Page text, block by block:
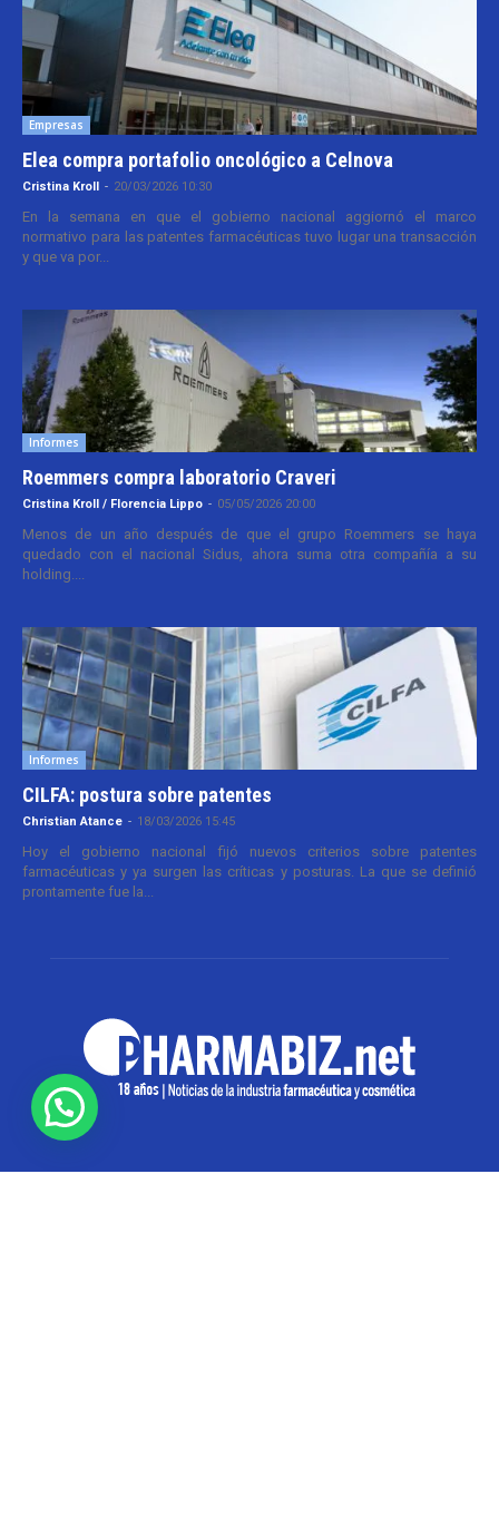
Empresas
Elea compra portafolio oncológico a Celnova
Cristina Kroll - 20/03/2026 10:30
En la semana en que el gobierno nacional aggiornó el marco
normativo para las patentes farmacéuticas tuvo lugar una transacción
y que va por...
Informes
Roemmers compra laboratorio Craveri
Cristina Kroll / Florencia Lippo - 05/05/2026 20:00
Menos de un año después de que el grupo Roemmers se haya
quedado con el nacional Sidus, ahora suma otra compañía a su
holding....
Informes
CILFA: postura sobre patentes
Christian Atance - 18/03/2026 15:45
Hoy el gobierno nacional fijó nuevos criterios sobre patentes
farmacéuticas y ya surgen las críticas y posturas. La que se definió
prontamente fue la...